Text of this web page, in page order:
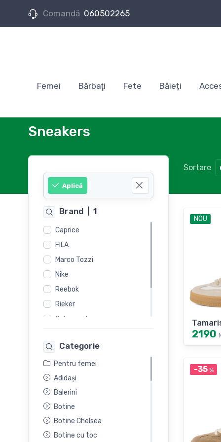
Comandă 060502265
Femei Bărbaţi Fete Băieți
Sneakers
Aplică
Brand 1
Caprice
FILA
Marco Tozzi
Nike
Reebok
Rieker
Salamander
Tamaris
Categorie
Pentru femei
Adidași
Balerini
Botine
Botine Chelsea
Botine cu toc
Sortare
NOU
2190
-35%